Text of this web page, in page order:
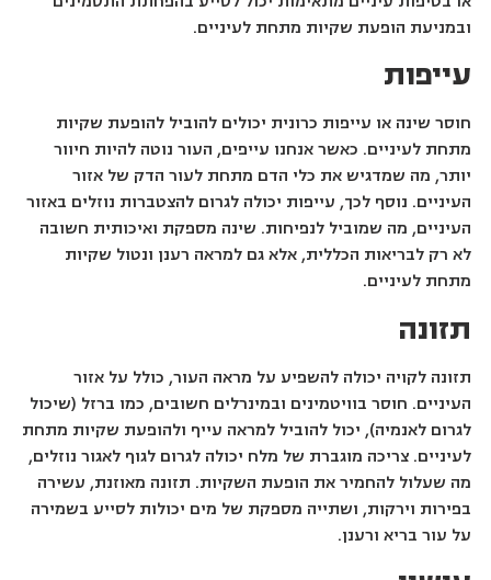
ובמניעת הופעת שקיות מתחת לעיניים.
עייפות
חוסר שינה או עייפות כרונית יכולים להוביל להופעת שקיות
מתחת לעיניים. כאשר אנחנו עייפים, העור נוטה להיות חיוור
יותר, מה שמדגיש את כלי הדם מתחת לעור הדק של אזור
העיניים. נוסף לכך, עייפות יכולה לגרום להצטברות נוזלים באזור
העיניים, מה שמוביל לנפיחות. שינה מספקת ואיכותית חשובה
לא רק לבריאות הכללית, אלא גם למראה רענן ונטול שקיות
מתחת לעיניים.
תזונה
תזונה לקויה יכולה להשפיע על מראה העור, כולל על אזור
העיניים. חוסר בוויטמינים ובמינרלים חשובים, כמו ברזל (שיכול
לגרום לאנמיה), יכול להוביל למראה עייף ולהופעת שקיות מתחת
לעיניים. צריכה מוגברת של מלח יכולה לגרום לגוף לאגור נוזלים,
מה שעלול להחמיר את הופעת השקיות. תזונה מאוזנת, עשירה
בפירות וירקות, ושתייה מספקת של מים יכולות לסייע בשמירה
על עור בריא ורענן.